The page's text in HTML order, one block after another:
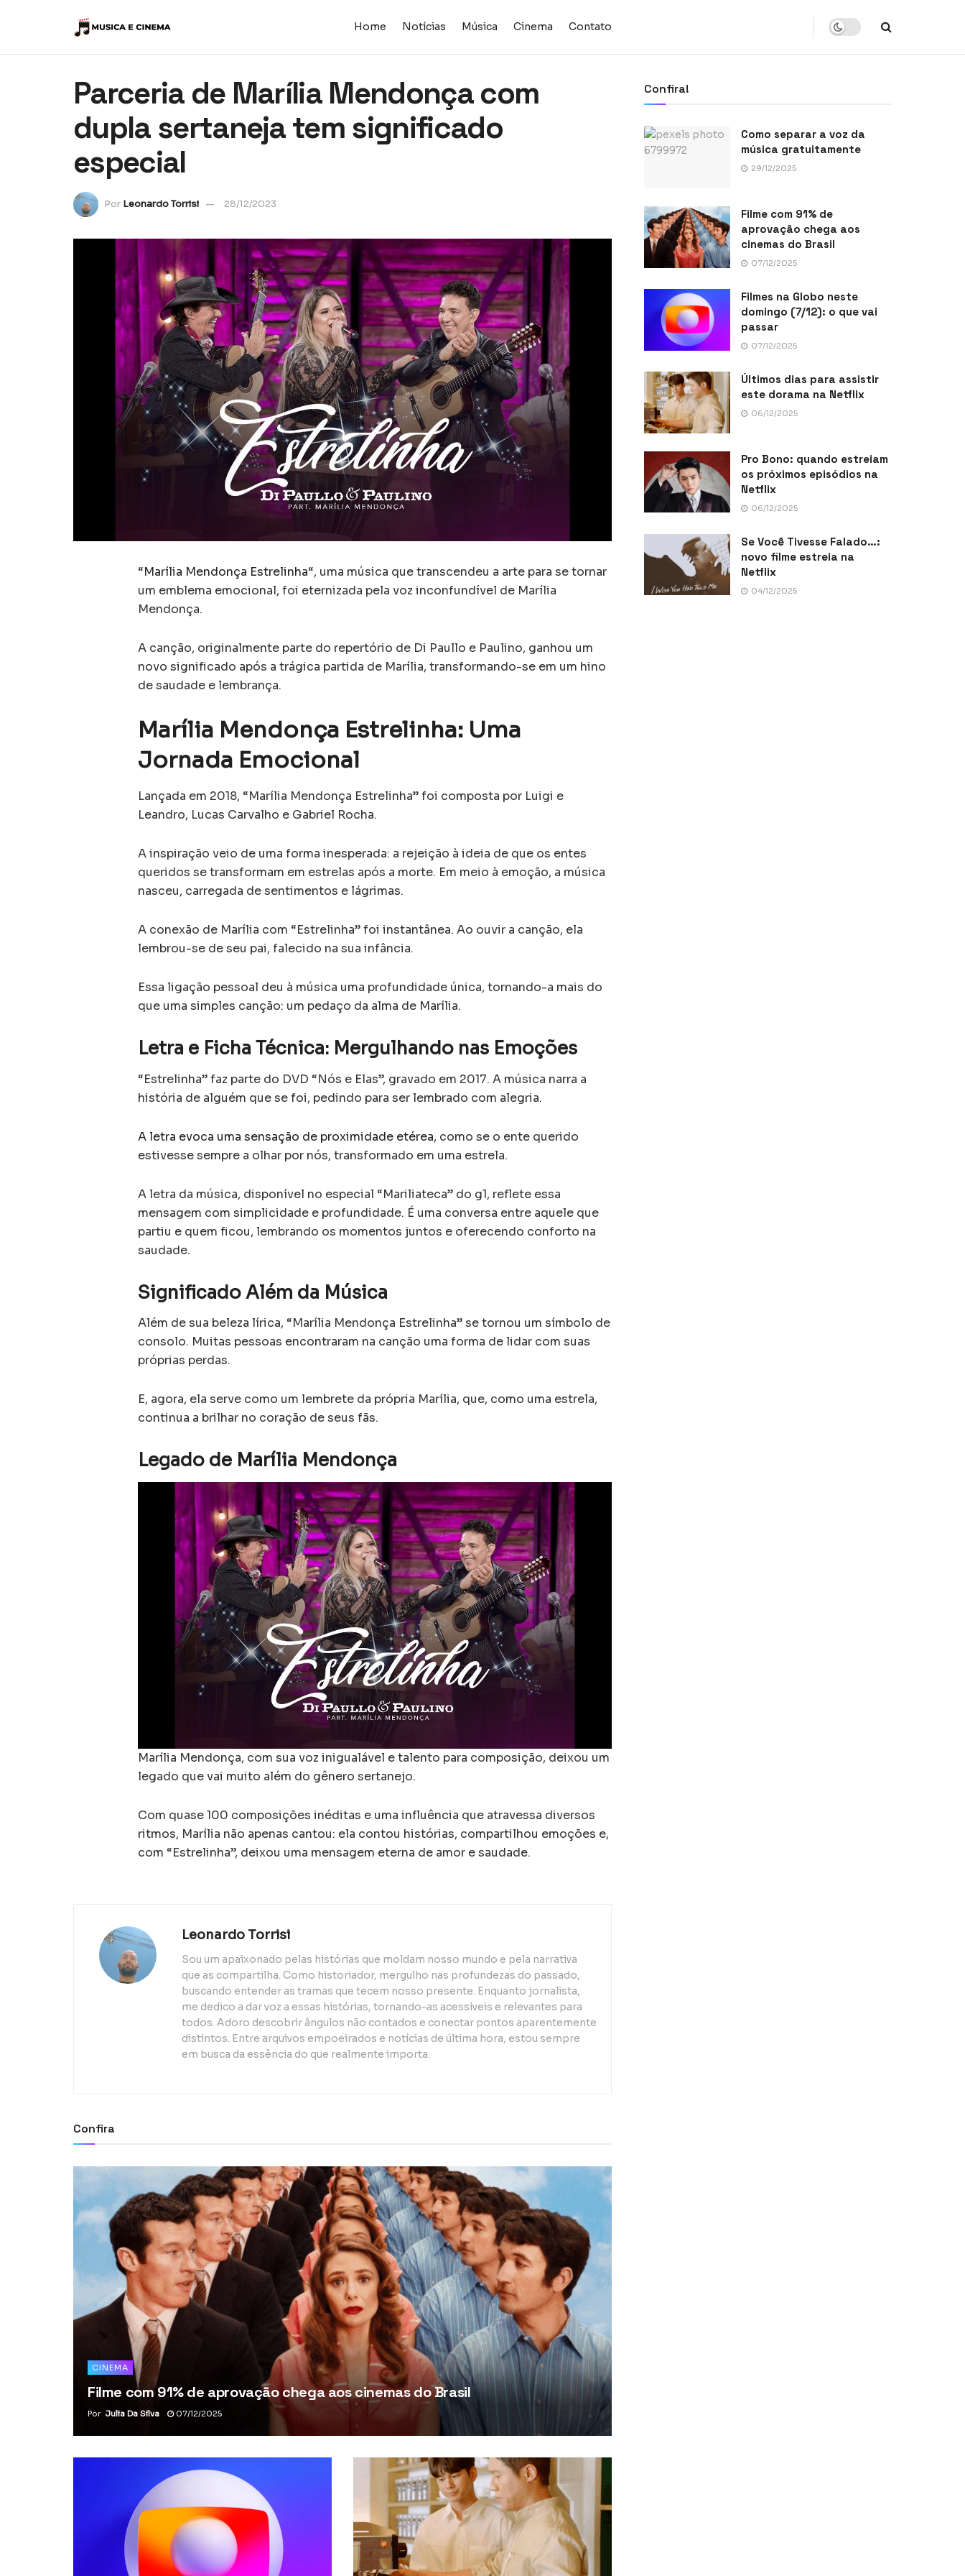
Home Notícias Música Cinema Contato
Parceria de Marília Mendonça com
dupla sertaneja tem significado
especial
Por Leonardo Torrisi 28/12/2023
“Marília Mendonça Estrelinha“, uma música que transcendeu a arte para se tornar
um emblema emocional, foi eternizada pela voz inconfundível de Marília
Mendonça.
A canção, originalmente parte do repertório de Di Paullo e Paulino, ganhou um
novo significado após a trágica partida de Marília, transformando-se em um hino
de saudade e lembrança.
Marília Mendonça Estrelinha: Uma
Jornada Emocional
Lançada em 2018, “Marília Mendonça Estrelinha” foi composta por Luigi e
Leandro, Lucas Carvalho e Gabriel Rocha.
A inspiração veio de uma forma inesperada: a rejeição à ideia de que os entes
queridos se transformam em estrelas após a morte. Em meio à emoção, a música
nasceu, carregada de sentimentos e lágrimas.
A conexão de Marília com “Estrelinha” foi instantânea. Ao ouvir a canção, ela
lembrou-se de seu pai, falecido na sua infância.
Essa ligação pessoal deu à música uma profundidade única, tornando-a mais do
que uma simples canção: um pedaço da alma de Marília.
Letra e Ficha Técnica: Mergulhando nas Emoções
“Estrelinha” faz parte do DVD “Nós e Elas”, gravado em 2017. A música narra a
história de alguém que se foi, pedindo para ser lembrado com alegria.
A letra evoca uma sensação de proximidade etérea, como se o ente querido
estivesse sempre a olhar por nós, transformado em uma estrela.
A letra da música, disponível no especial “Mariliateca” do g1, reflete essa
mensagem com simplicidade e profundidade. É uma conversa entre aquele que
partiu e quem ficou, lembrando os momentos juntos e oferecendo conforto na
saudade.
Significado Além da Música
Além de sua beleza lírica, “Marília Mendonça Estrelinha” se tornou um símbolo de
consolo. Muitas pessoas encontraram na canção uma forma de lidar com suas
próprias perdas.
E, agora, ela serve como um lembrete da própria Marília, que, como uma estrela,
continua a brilhar no coração de seus fãs.
Legado de Marília Mendonça
Marília Mendonça, com sua voz inigualável e talento para composição, deixou um
legado que vai muito além do gênero sertanejo.
Com quase 100 composições inéditas e uma influência que atravessa diversos
ritmos, Marília não apenas cantou: ela contou histórias, compartilhou emoções e,
com “Estrelinha”, deixou uma mensagem eterna de amor e saudade.
Leonardo Torrisi
Sou um apaixonado pelas histórias que moldam nosso mundo e pela narrativa
que as compartilha. Como historiador, mergulho nas profundezas do passado,
buscando entender as tramas que tecem nosso presente. Enquanto jornalista,
me dedico a dar voz a essas histórias, tornando-as acessíveis e relevantes para
todos. Adoro descobrir ângulos não contados e conectar pontos aparentemente
distintos. Entre arquivos empoeirados e notícias de última hora, estou sempre
em busca da essência do que realmente importa.
Confira
CINEMA
Filme com 91% de aprovação chega aos cinemas do Brasil
Por Julia Da Silva 07/12/2025
Confira!
Como separar a voz da
música gratuitamente
29/12/2025
Filme com 91% de
aprovação chega aos
cinemas do Brasil
07/12/2025
Filmes na Globo neste
domingo (7/12): o que vai
passar
07/12/2025
Últimos dias para assistir
este dorama na Netflix
06/12/2025
Pro Bono: quando estreiam
os próximos episódios na
Netflix
06/12/2025
Se Você Tivesse Falado…:
novo filme estreia na
Netflix
04/12/2025